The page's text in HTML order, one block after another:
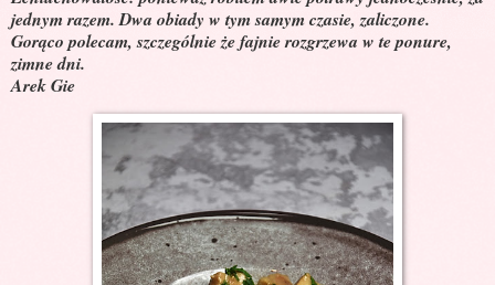
jednym razem. Dwa obiady w tym samym czasie, zaliczone.
Gorąco polecam, szczególnie że fajnie rozgrzewa w te ponure,
zimne dni.
Arek Gie